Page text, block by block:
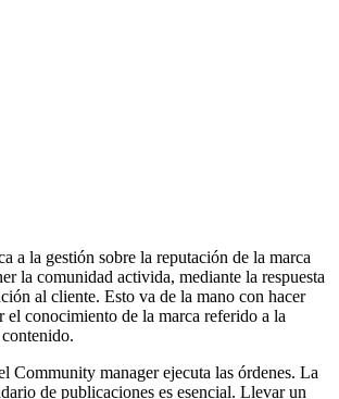
a la gestión sobre la reputación de la marca
la comunidad activida, mediante la respuesta
al cliente. Esto va de la mano con hacer
el conocimiento de la marca referido a la
Community manager ejecuta las órdenes. La
de publicaciones es esencial. Llevar un